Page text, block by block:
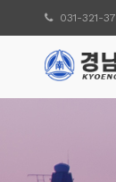
031-321-